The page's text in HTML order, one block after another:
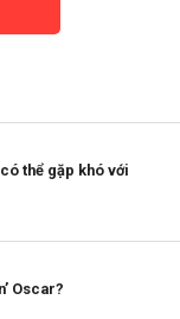
thể gặp khó với
Oscar?